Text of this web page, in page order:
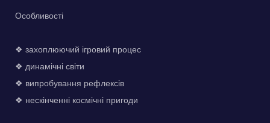
Особливості
❖ захоплюючий ігровий процес
❖ динамічні світи
❖ випробування рефлексів
❖ нескінченні космічні пригоди